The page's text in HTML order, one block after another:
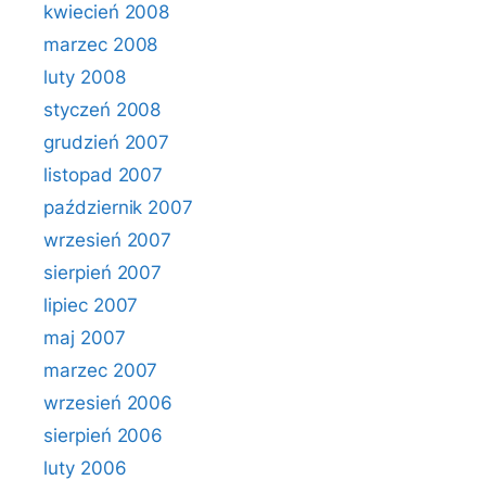
kwiecień 2008
marzec 2008
luty 2008
styczeń 2008
grudzień 2007
listopad 2007
październik 2007
wrzesień 2007
sierpień 2007
lipiec 2007
maj 2007
marzec 2007
wrzesień 2006
sierpień 2006
luty 2006